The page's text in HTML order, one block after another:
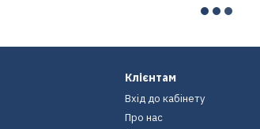
Клієнтам
Вхід до кабінету
Про нас